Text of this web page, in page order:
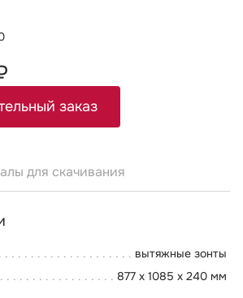
заказ
для скачивания
вытяжные зонты
877 x 1085 x 240 мм